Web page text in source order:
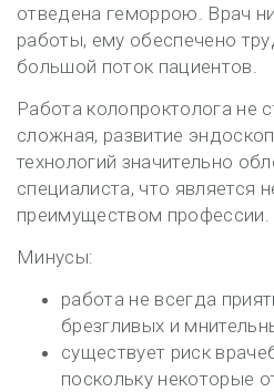
отведена геморрою. Врач
работы, ему обеспечено
большой поток пациентов.
Работа колопроктолога не
сложная, развитие
технологий значительно
специалиста, что является
преимуществом профессии.
Минусы:
работа не всегда
брезгливых и
существует риск
поскольку некоторые